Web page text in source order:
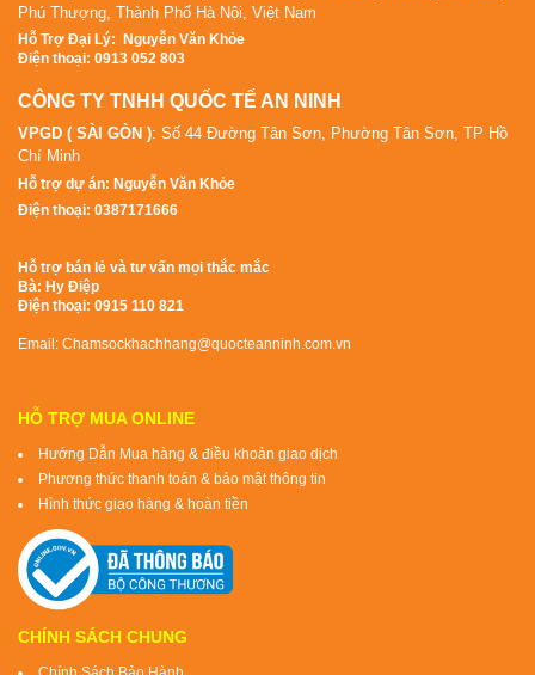
Phú Thượng, Thành Phố Hà Nội, Việt Nam
Hỗ Trợ Đại Lý: Nguyễn Văn Khỏe
Điện thoại: 0913 052 803
CÔNG TY TNHH QUỐC TẾ AN NINH
VPGD ( SÀI GÒN ): Số 44 Đường Tân Sơn, Phường Tân Sơn, TP Hồ
Chí Minh
Hỗ trợ dự án: Nguyễn Văn Khỏe
Điện thoại: 0387171666
Hỗ trợ bán lẻ và tư vấn mọi thắc mắc
Bà: Hy Điệp
Điện thoại: 0915 110 821
Email: Chamsockhachhang@quocteanninh.com.vn
HỖ TRỢ MUA ONLINE
Hướng Dẫn Mua hàng & điều khoản giao dịch
Phương thức thanh toán & bảo mật thông tin
Hình thức giao hàng & hoàn tiền
CHÍNH SÁCH CHUNG